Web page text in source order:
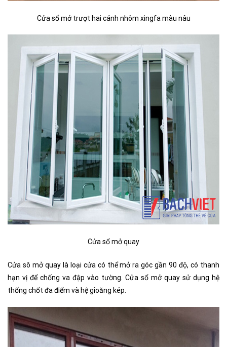
Cửa sổ mở trượt hai cánh nhôm xingfa màu nâu
Cửa sổ mở quay
Cửa sô mở quay là loại cửa có thể mở ra góc gần 90 độ, có thanh
hạn vị để chống va đập vào tường. Cửa sổ mở quay sử dụng hệ
thống chốt đa điểm và hệ gioăng kép.